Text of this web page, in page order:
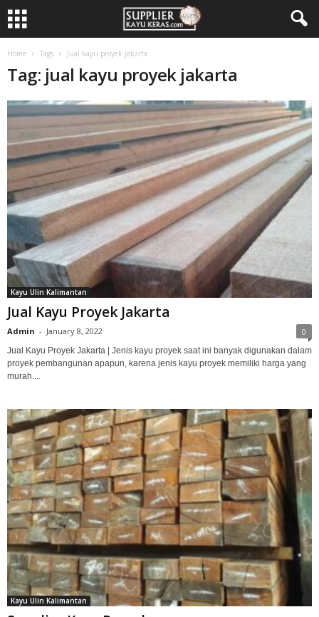
Home Tags Jual kayu proyek jakarta
Tag: jual kayu proyek jakarta
Kayu Ulin Kalimantan
Jual Kayu Proyek Jakarta
Admin - January 8, 2022 0
Jual Kayu Proyek Jakarta | Jenis kayu proyek saat ini banyak digunakan dalam
proyek pembangunan apapun, karena jenis kayu proyek memiliki harga yang
murah....
Kayu Ulin Kalimantan